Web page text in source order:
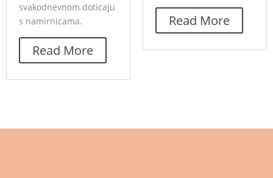
svakodnevnom doticaju
s namirnicama.
Read More
Read More